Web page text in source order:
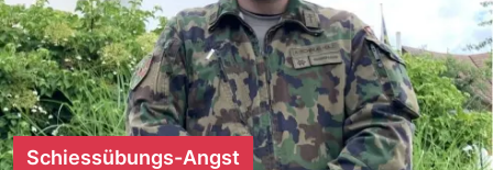
Schiessübungs-Angst